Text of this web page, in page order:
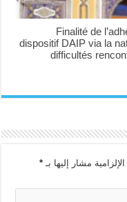
Finalité de
dispositif DAIP via la
difficultés
مشار إليها بـ*